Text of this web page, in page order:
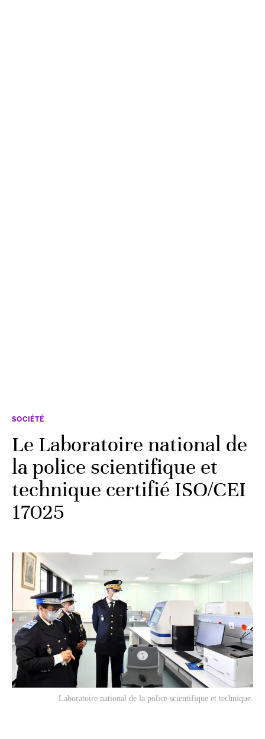
SOCIÉTÉ
Le Laboratoire national de
la police scientifique et
technique certifié ISO/CEI
17025
Laboratoire national de la police scientifique et technique.